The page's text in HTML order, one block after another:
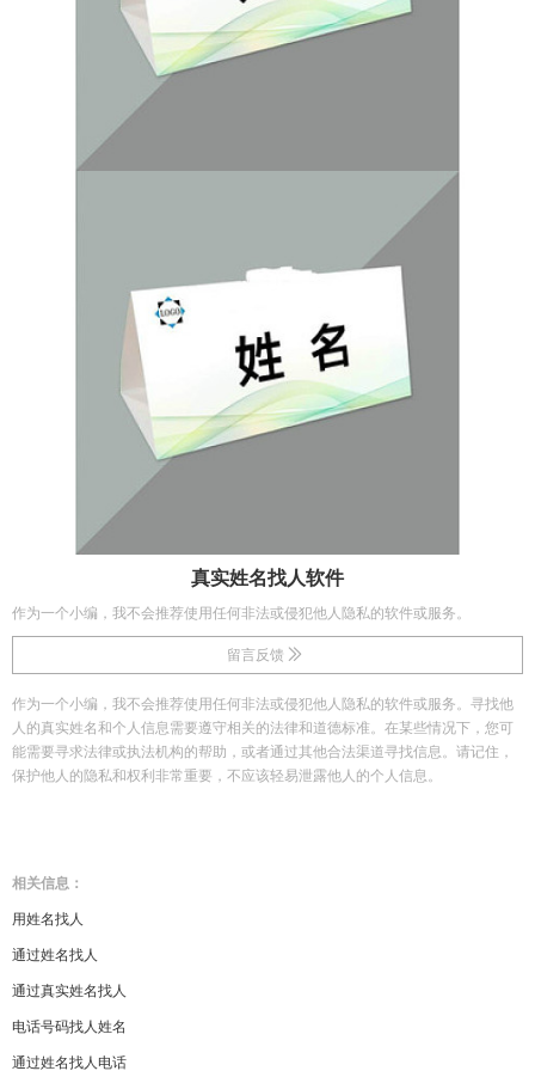
真实姓名找人软件
作为一个小编，我不会推荐使用任何非法或侵犯他人隐私的软件或服务。
留言反馈
作为一个小编，我不会推荐使用任何非法或侵犯他人隐私的软件或服务。寻找他
人的真实姓名和个人信息需要遵守相关的法律和道德标准。在某些情况下，您可
能需要寻求法律或执法机构的帮助，或者通过其他合法渠道寻找信息。请记住，
保护他人的隐私和权利非常重要，不应该轻易泄露他人的个人信息。
相关信息：
用姓名找人
通过姓名找人
通过真实姓名找人
电话号码找人姓名
通过姓名找人电话